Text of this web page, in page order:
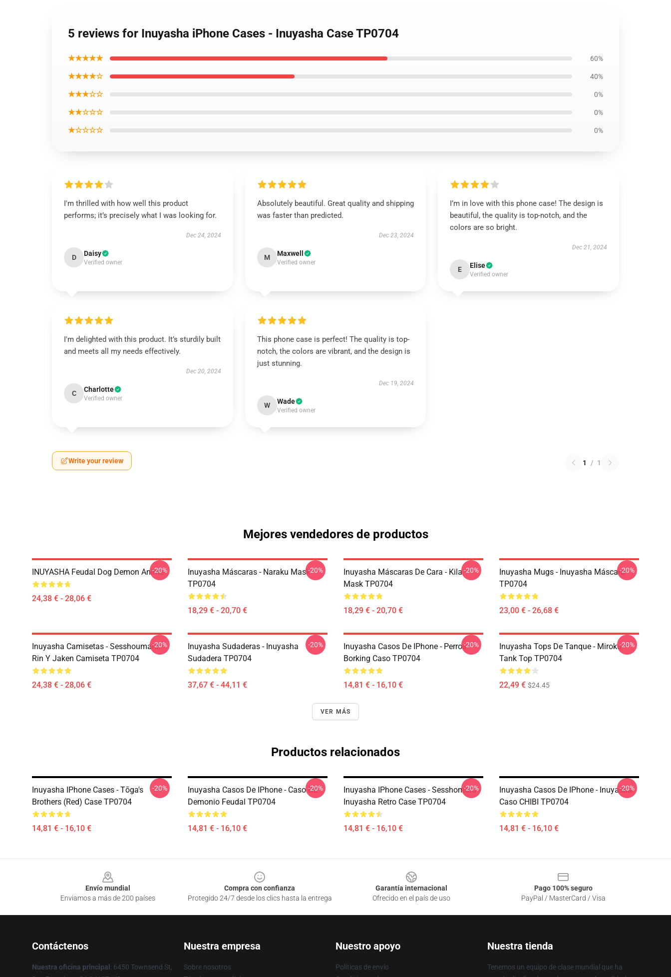
5 reviews for Inuyasha iPhone Cases - Inuyasha Case TP0704
★★★★★ 60%
★★★★☆ 40%
★★★☆☆ 0%
★★☆☆☆ 0%
★☆☆☆☆ 0%
I'm thrilled with how well this product
performs; it’s precisely what I was looking for.
Dec 24, 2024
D Daisy
Verified owner
Absolutely beautiful. Great quality and shipping
was faster than predicted.
Dec 23, 2024
M Maxwell
Verified owner
I’m in love with this phone case! The design is
beautiful, the quality is top-notch, and the
colors are so bright.
Dec 21, 2024
E Elise
Verified owner
I'm delighted with this product. It’s sturdily built
and meets all my needs effectively.
Dec 20, 2024
C Charlotte
Verified owner
This phone case is perfect! The quality is top-
notch, the colors are vibrant, and the design is
just stunning.
Dec 19, 2024
W Wade
Verified owner
Write your review 1 / 1
Mejores vendedores de productos
INUYASHA Feudal Dog Demon Anime
24,38 € - 28,06 €
-20%
Inuyasha Máscaras - Naraku Mask
TP0704
18,29 € - 20,70 €
-20%
Inuyasha Máscaras De Cara - Kila
Mask TP0704
18,29 € - 20,70 €
-20%
Inuyasha Mugs - Inuyasha Máscara
TP0704
23,00 € - 26,68 €
-20%
Inuyasha Camisetas - Sesshoumaru,
Rin Y Jaken Camiseta TP0704
24,38 € - 28,06 €
-20%
Inuyasha Sudaderas - Inuyasha
Sudadera TP0704
37,67 € - 44,11 €
-20%
Inuyasha Casos De IPhone - Perros
Borking Caso TP0704
14,81 € - 16,10 €
-20%
Inuyasha Tops De Tanque - Miroku
Tank Top TP0704
22,49 € $24.45
-20%
VER MÁS
Productos relacionados
Inuyasha IPhone Cases - Tōga's
Brothers (red) Case TP0704
14,81 € - 16,10 €
-20%
Inuyasha Casos De IPhone - Caso De
Demonio Feudal TP0704
14,81 € - 16,10 €
-20%
Inuyasha IPhone Cases - Sesshomaru -
Inuyasha Retro Case TP0704
14,81 € - 16,10 €
-20%
Inuyasha Casos De IPhone - Inuyasha
Caso CHIBI TP0704
14,81 € - 16,10 €
-20%
Envío mundial
Enviamos a más de 200 países
Compra con confianza
Protegido 24/7 desde los clics hasta la entrega
Garantía internacional
Ofrecido en el país de uso
Pago 100% seguro
PayPal / MasterCard / Visa
Contáctenos
Nuestra oficina principal : 6450 Townsend St,
Nuestra empresa
Sobre nosotros
Nuestro apoyo
Políticas de envío
Nuestra tienda
Tenemos un equipo de clase mundial que ha